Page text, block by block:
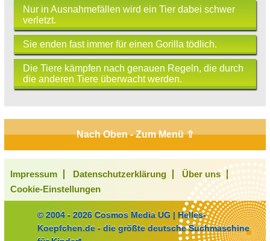
Nur in Ausnahmefällen wird ein Tier dabei schwer
verletzt.
Sie enden fast immer für einen Gorilla tödlich.
Die Tiere kämpfen nach genauen Regeln, die durch
die anderen Tiere überwacht werden.
Nach Oben - Zum Menü ⇧
Impressum Datenschutzerklärung
Über uns
Cookie-Einstellungen
© 2004 - 2026 Cosmos Media UG | Helles-
Koepfchen.de - die größte deutsche Suchmaschine